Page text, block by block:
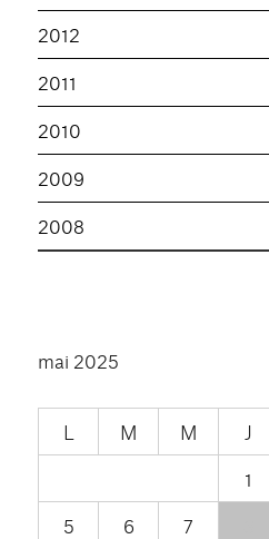
2012
2011
2010
2009
2008
mai 2025
L M M J
1
5
6 7